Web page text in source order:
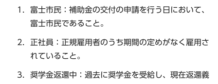
富士市民：補助金の交付の申請を行う日において、
富士市民であること。
正社員：正規雇用者のうち期間の定めがなく雇用さ
れていること。
奨学金返還中：過去に奨学金を受給し、現在返還義